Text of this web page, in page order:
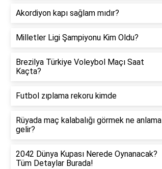
Akordiyon kapı sağlam mıdır?
Milletler Ligi Şampiyonu Kim Oldu?
Brezilya Türkiye Voleybol Maçı Saat
Kaçta?
Futbol zıplama rekoru kimde
Rüyada maç kalabalığı görmek ne anlama
gelir?
2042 Dünya Kupası Nerede Oynanacak?
Tüm Detaylar Burada!